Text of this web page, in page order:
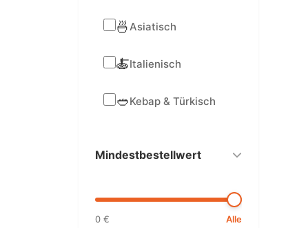
🍜Asiatisch
🍝Italienisch
🥙Kebap & Türkisch
Mindestbestellwert
0 € Alle